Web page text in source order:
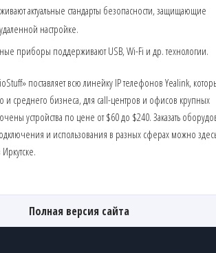
актуальные стандарты безопасности, защищающие
настройке.
приборы поддерживают USB, Wi-Fi и др. технологии.
поставляет всю линейку IP телефонов Yealink,
и среднего бизнеса, для call-центров и офисов крупных
устройства по цене от $60 до $240. Заказать
и использования в разных сферах можно
Полная версия сайта